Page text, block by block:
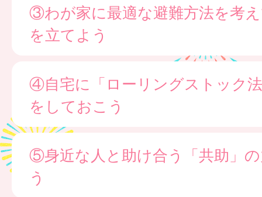
③わが家に最適な避難方法を考
を立てよう
④自宅に「ローリングストック
をしておこう
⑤身近な人と助け合う「共助」
う